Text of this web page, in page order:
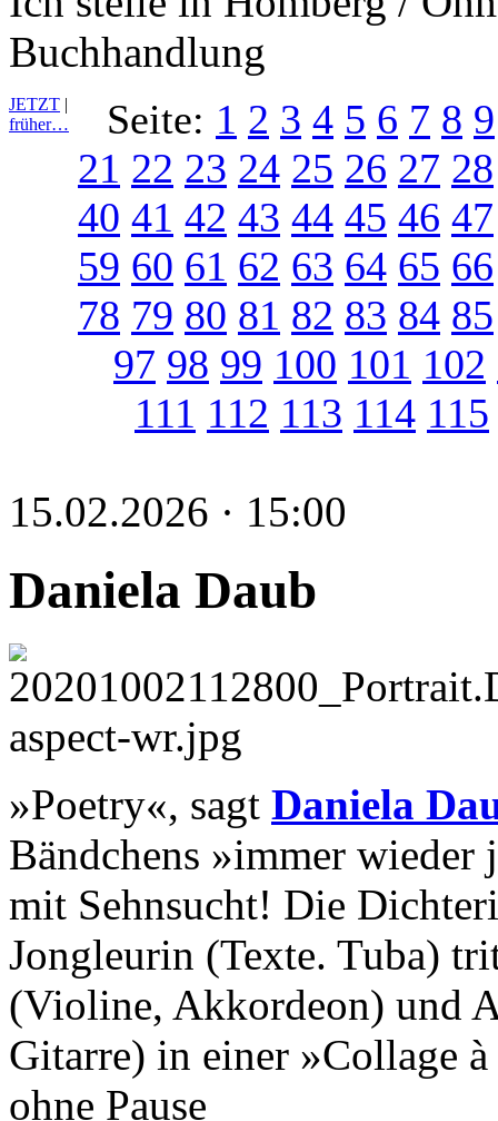
Buchhandlung
JETZT |
früher…
Seite: 1 2 3 4 5 6 7 8 9
21 22 23 24 25 26 27 28
40 41 42 43 44 45 46 47
59 60 61 62 63 64 65 66
78 79 80 81 82 83 84 85
97 98 99 100 101 102
111 112 113 114 115
15.02.2026 · 15:00
Daniela Daub
»Poetry«, sagt Daniela
Bändchens »immer wieder
mit Sehnsucht! Die
Jongleurin (Texte. Tuba)
(Violine, Akkordeon) und
Gitarre) in einer »Collage
ohne Pause